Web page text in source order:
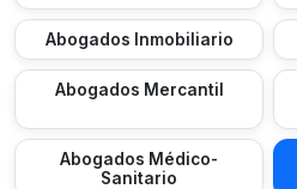
Abogados Inmobiliario
Abogados Mercantil
Abogados Médico-
Sanitario